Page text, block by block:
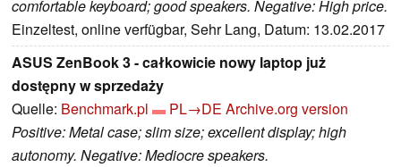
comfortable keyboard; good speakers. Negative: High price.
Einzeltest, online verfügbar, Sehr Lang, Datum: 13.02.2017
ASUS ZenBook 3 - całkowicie nowy laptop już
dostępny w sprzedaży
Quelle: Benchmark.pl PL→DE Archive.org version
Positive: Metal case; slim size; excellent display; high
autonomy. Negative: Mediocre speakers.